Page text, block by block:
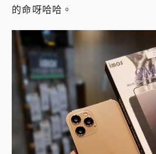
的命呀哈哈。